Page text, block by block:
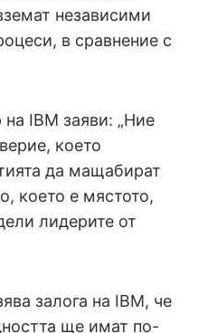
независими
в сравнение с
IBM заяви: „Ние
което
да мащабират
което е мястото,
лидерите от
залога на IBM, че
ще имат по-